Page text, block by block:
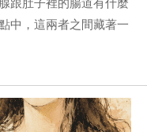
中，這兩者之間藏著一